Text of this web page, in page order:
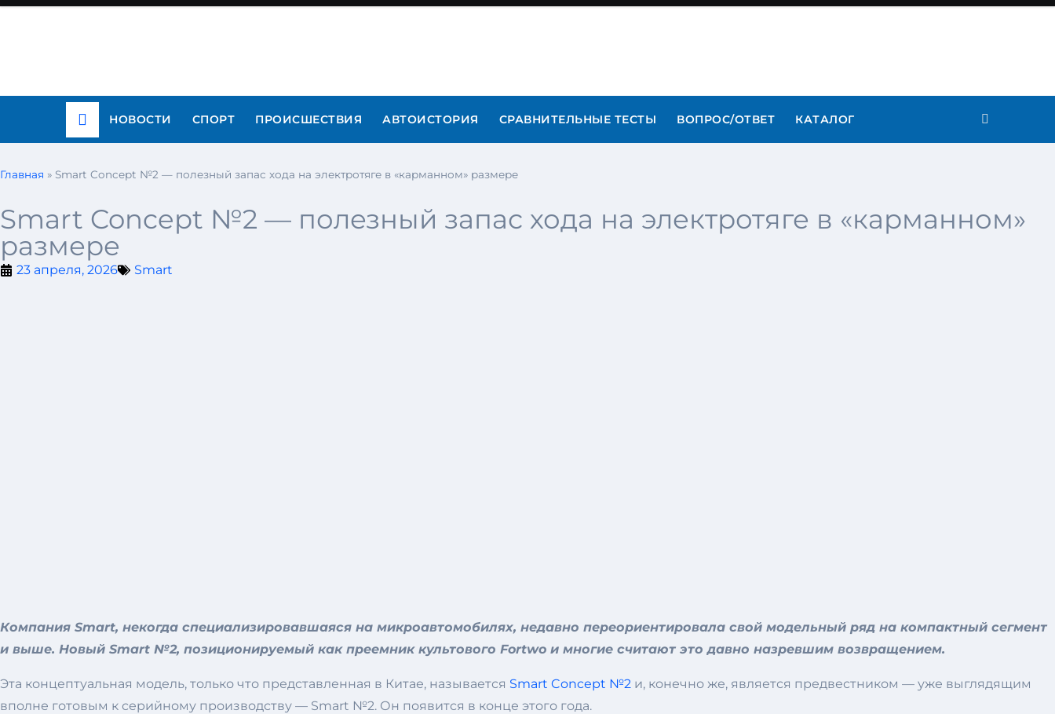
НОВОСТИ СПОРТ ПРОИСШЕСТВИЯ АВТОИСТОРИЯ СРАВНИТЕЛЬНЫЕ ТЕСТЫ ВОПРОС/ОТВЕТ КАТАЛОГ
Главная » Smart Concept №2 — полезный запас хода на электротяге в «карманном» размере
Smart Concept №2 — полезный запас хода на электротяге в «карманном»
размере
23 апреля, 2026 Smart
Компания Smart, некогда специализировавшаяся на микроавтомобилях, недавно переориентировала свой модельный ряд на компактный сегмент
и выше. Новый Smart №2, позиционируемый как преемник культового Fortwo и многие считают это давно назревшим возвращением.
Эта концептуальная модель, только что представленная в Китае, называется Smart Concept №2 и, конечно же, является предвестником — уже выглядящим
вполне готовым к серийному производству — Smart №2. Он появится в конце этого года.